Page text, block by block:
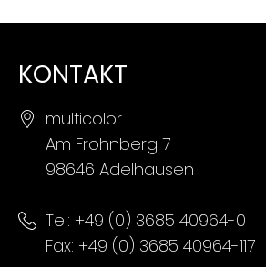
KONTAKT
multicolor
Am Frohnberg 7
98646 Adelhausen
Tel: +49 (0) 3685 40964-0
Fax: +49 (0) 3685 40964-117